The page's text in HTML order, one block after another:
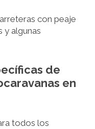
con peaje
y algunas
de
en
todos los